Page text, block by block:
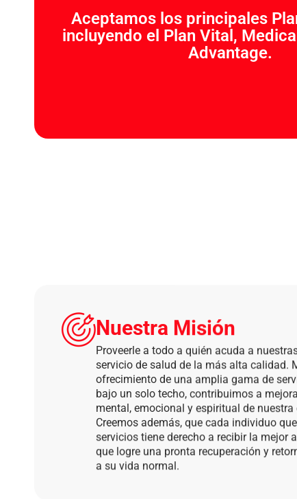
Aceptamos los principales
incluyendo el Plan Vital,
Advantage.
Nuestra Misión
servicio de salud de la más alta calidad.
ofrecimiento de una amplia gama de
bajo un solo techo, contribuimos a
mental, emocional y espiritual de
Creemos además, que cada individuo
servicios tiene derecho a recibir la mejor
que logre una pronta recuperación y
a su vida normal.